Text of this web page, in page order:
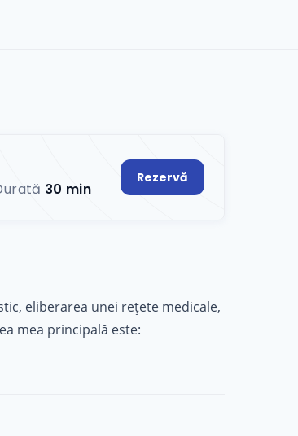
30 min
Rezervă
eliberarea unei rețete medicale,
mea principală este: